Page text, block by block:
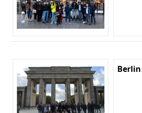
Berlin